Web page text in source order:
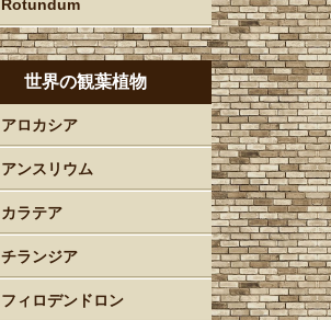
Rotundum
世界の観葉植物
アロカシア
アンスリウム
カラテア
チランジア
フィロデンドロン